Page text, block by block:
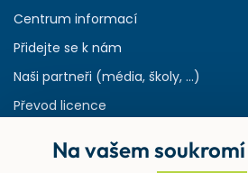
Centrum informací
Přidejte se k nám
Naši partneři (média, školy, ...)
Převod licence
Rejstřík používaných zkratek v
Na vašem